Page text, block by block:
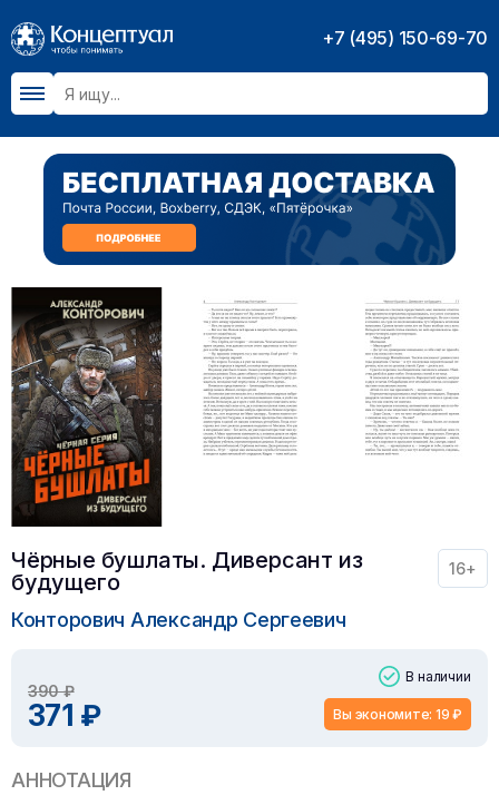
+7 (495) 150-69-70
Чёрные бушлаты. Диверсант из
будущего
16+
Конторович Александр Сергеевич
390 ₽
371 ₽
В наличии
Вы экономите: 19 ₽
АННОТАЦИЯ